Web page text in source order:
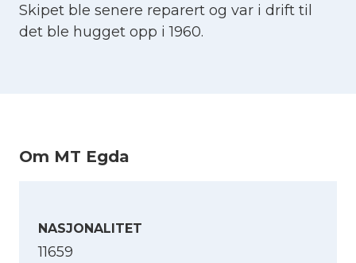
Skipet ble senere reparert og var i drift til
det ble hugget opp i 1960.
Om MT Egda
NASJONALITET
11659